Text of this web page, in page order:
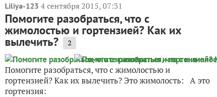
Liliya-123 4 сентября 2015, 07:31
Помогите разобраться, что с
жимолостью и гортензией? Как их
вылечить? 2
Помогите разобраться, что с жимолостью и
гортензией? Как их вылечить? Это жимолость: А это
гортензия: